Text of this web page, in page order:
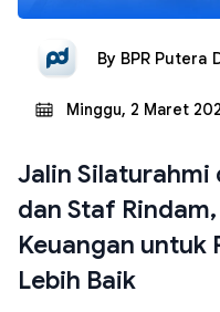
By BPR Putera
Minggu, 2 Maret
Jalin Silaturahmi
dan Staf
Keuangan untuk
Lebih Baik